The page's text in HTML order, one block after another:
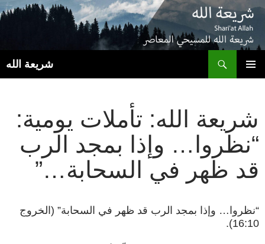
شريعة الله
شريعة الله: تأملات يومية:
“نظروا… وإذا بمجد الرب
قد ظهر في السحابة…”
“نظروا… وإذا بمجد الرب قد ظهر في السحابة” (الخروج
16:10).